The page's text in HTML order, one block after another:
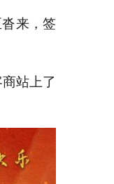
来，签
站上了